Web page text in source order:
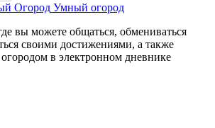
Умный огород
вы можете общаться, обмениваться
своими достижениями, а также
в электронном дневнике